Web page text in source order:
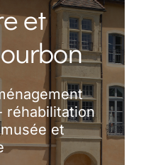
et
réhabilitation
et